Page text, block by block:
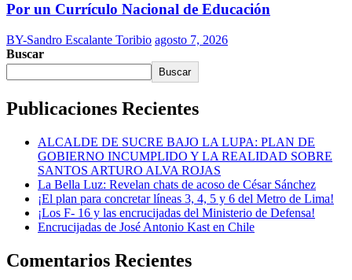
Por un Currículo Nacional de Educación
BY-Sandro Escalante Toribio agosto 7, 2026
Buscar
Buscar
Publicaciones Recientes
ALCALDE DE SUCRE BAJO LA LUPA: PLAN DE
GOBIERNO INCUMPLIDO Y LA REALIDAD SOBRE
SANTOS ARTURO ALVA ROJAS
La Bella Luz: Revelan chats de acoso de César Sánchez
¡El plan para concretar líneas 3, 4, 5 y 6 del Metro de Lima!
¡Los F- 16 y las encrucijadas del Ministerio de Defensa!
Encrucijadas de José Antonio Kast en Chile
Comentarios Recientes